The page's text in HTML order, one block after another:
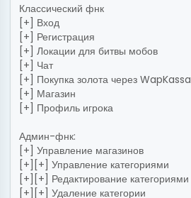
Классический фнк
[+] Вход
[+] Регистрация
[+] Локации для битвы мобов
[+] Чат
[+] Покупка золота через WapKassa
[+] Магазин
[+] Профиль игрока
Админ-фнк:
[+] Управление магазинов
[+][+] Управление категориями
[+][+] Редактирование категориями
[+][+] Удаление категории